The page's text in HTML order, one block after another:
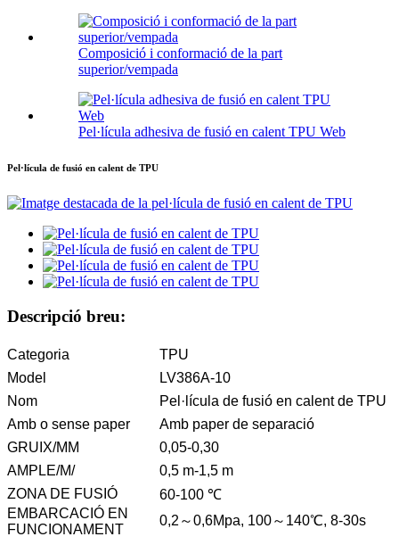
Composició i conformació de la part
superior/vempada
Pel·lícula adhesiva de fusió en calent TPU Web
Pel·lícula de fusió en calent de TPU
Descripció breu:
Categoria
TPU
Model
LV386A-10
Nom
Pel·lícula de fusió en calent de TPU
Amb o sense paper
Amb paper de separació
GRUIX/MM
0,05-0,30
AMPLE/M/
0,5 m-1,5 m
ZONA DE FUSIÓ
60-100 ℃
EMBARCACIÓ EN
FUNCIONAMENT
0,2～0,6Mpa, 100～140℃, 8-30s